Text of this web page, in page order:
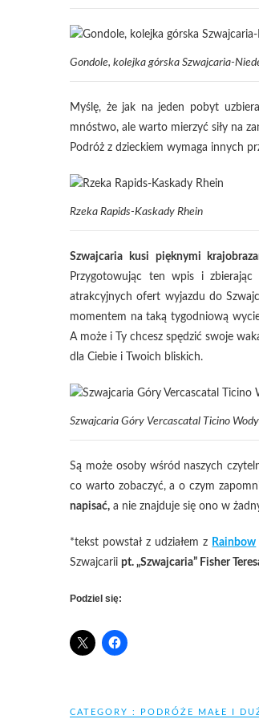
Gondole, kolejka górska Szwajcaria-
Myślę, że jak na jeden pobyt
mnóstwo, ale warto mierzyć siły na
Podróż z dzieckiem wymaga innych
Rzeka Rapids-Kaskady Rhein
Szwajcaria kusi pięknymi
Przygotowując ten wpis i
atrakcyjnych ofert wyjazdu do
momentem na taką tygodniową
A może i Ty chcesz spędzić swoje
dla Ciebie i Twoich bliskich.
Szwajcaria Góry Vercascatal Ticino
Są może osoby wśród naszych
co warto zobaczyć, a o czym
napisać, a nie znajduje się ono w
*tekst powstał z udziałem z Rainbow
Szwajcarii pt. „Szwajcaria” Fisher
Podziel się:
CATEGORY : PODRÓŻE MAŁE I